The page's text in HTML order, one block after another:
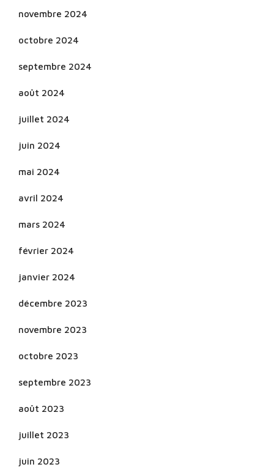
novembre 2024
octobre 2024
septembre 2024
août 2024
juillet 2024
juin 2024
mai 2024
avril 2024
mars 2024
février 2024
janvier 2024
décembre 2023
novembre 2023
octobre 2023
septembre 2023
août 2023
juillet 2023
juin 2023